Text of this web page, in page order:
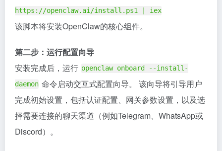
https://openclaw.ai/install.ps1 | iex
该脚本将安装OpenClaw的核心组件。
第二步：运行配置向导
安装完成后，运行 openclaw onboard --install-
daemon 命令启动交互式配置向导。 该向导将引导用户
完成初始设置，包括认证配置、网关参数设置，以及选
择需要连接的聊天渠道（例如Telegram、WhatsApp或
Discord）。